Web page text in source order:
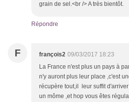
grain de sel.<br /> A très bientôt.
Répondre
F françois2 09/03/2017 18:23
La France n'est plus un pays à
n'y auront plus leur place ,c'est
récupère tout,il leur suffit
un môme ,et hop vous êtes